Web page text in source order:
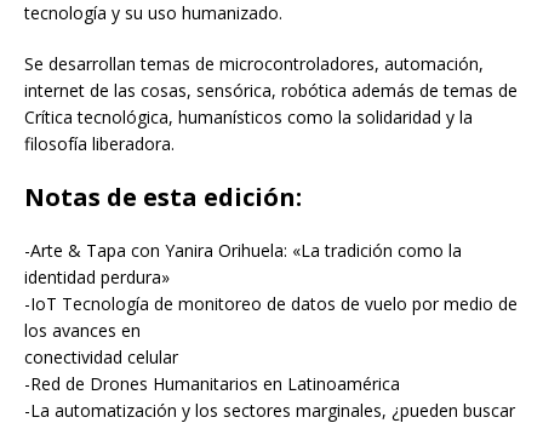
tecnología y su uso humanizado.
Se desarrollan temas de microcontroladores, automación,
internet de las cosas, sensórica, robótica además de temas de
Crítica tecnológica, humanísticos como la solidaridad y la
filosofía liberadora.
Notas de esta edición:
-Arte & Tapa con Yanira Orihuela: «La tradición como la
identidad perdura»
-IoT Tecnología de monitoreo de datos de vuelo por medio de
los avances en
conectividad celular
-Red de Drones Humanitarios en Latinoamérica
-La automatización y los sectores marginales, ¿pueden buscar